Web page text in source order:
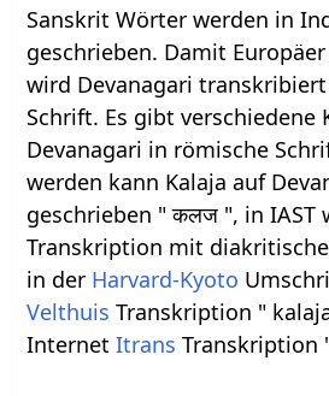
Sanskrit Wörter werden in
geschrieben. Damit
wird Devanagari
Schrift. Es gibt verschiedene
Devanagari in römische
werden kann Kalaja auf
geschrieben " कलज ", in IAST
Transkription mit
in der Harvard-Kyoto
Velthuis Transkription "
InternetItrans Transkription